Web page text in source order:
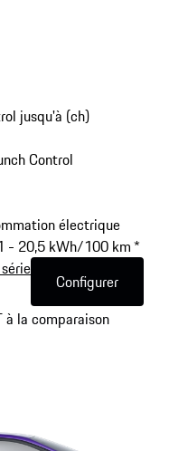
jusqu'à (ch)
Control
électrique
- 20,5 kWh/100 km *
Configurer
à la comparaison